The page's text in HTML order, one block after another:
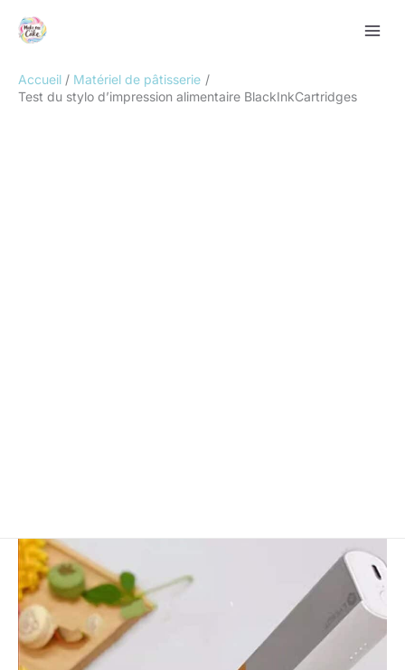
Accueil
Matériel de pâtisserie
Test du stylo d’impression alimentaire BlackInkCartridges